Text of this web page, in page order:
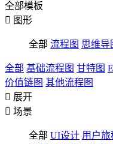
全部模板
 图形
全部 流程图 思维导
全部 基础流程图 甘特图
价值链图 其他流程图
 展开
 场景
全部 UI设计 用户旅